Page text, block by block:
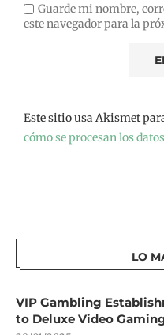
Guarde mi nombre,
este navegador para la
Este sitio usa Akismet
cómo se procesan los
LO
VIP Gambling
to Deluxe Video